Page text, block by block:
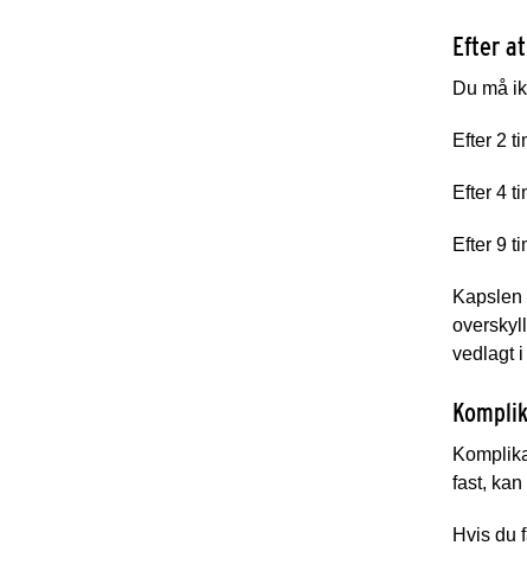
Efter
Du må
Efter 2
Efter 4
Efter 9
vedlagt
fast,
Hvis du